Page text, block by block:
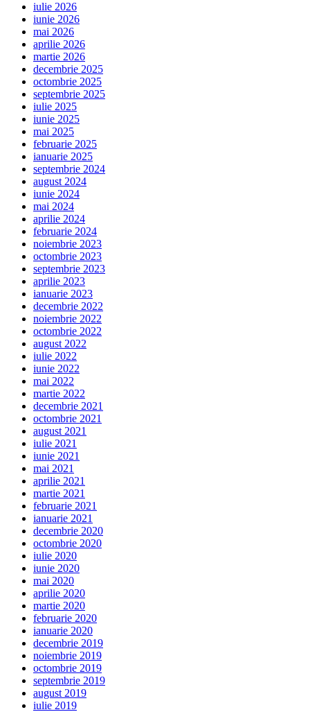
iulie 2026
iunie 2026
mai 2026
aprilie 2026
martie 2026
decembrie 2025
octombrie 2025
septembrie 2025
iulie 2025
iunie 2025
mai 2025
februarie 2025
ianuarie 2025
septembrie 2024
august 2024
iunie 2024
mai 2024
aprilie 2024
februarie 2024
noiembrie 2023
octombrie 2023
septembrie 2023
aprilie 2023
ianuarie 2023
decembrie 2022
noiembrie 2022
octombrie 2022
august 2022
iulie 2022
iunie 2022
mai 2022
martie 2022
decembrie 2021
octombrie 2021
august 2021
iulie 2021
iunie 2021
mai 2021
aprilie 2021
martie 2021
februarie 2021
ianuarie 2021
decembrie 2020
octombrie 2020
iulie 2020
iunie 2020
mai 2020
aprilie 2020
martie 2020
februarie 2020
ianuarie 2020
decembrie 2019
noiembrie 2019
octombrie 2019
septembrie 2019
august 2019
iulie 2019